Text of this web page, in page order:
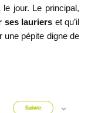
jour. Le principal,
ses lauriers et qu’il
une pépite digne de